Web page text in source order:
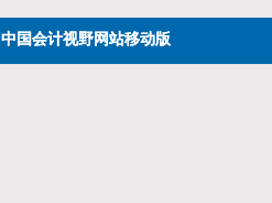
中国会计视野网站移动版